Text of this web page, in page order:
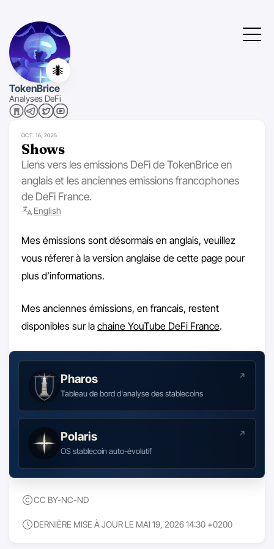
🐜
TokenBrice
Analyses DeFi
OCT. 16, 2025
Shows
Liens vers les emissions DeFi de TokenBrice en
anglais et les anciennes emissions francophones
de DeFi France.
English
Mes émissions sont désormais en anglais, veuillez
vous réferer à la version anglaise de cette page pour
plus d’informations.
Mes anciennes émissions, en francais, restent
disponibles sur la chaine YouTube DeFi France.
Pharos
Tableau de bord d'analyse des stablecoins
Polaris
OS stablecoin auto-évolutif
CC BY-NC-ND
DERNIÈRE MISE À JOUR LE MAI 19, 2026 14:30 +0200